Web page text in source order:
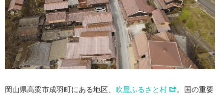
岡山県高梁市成羽町にある地区、 吹屋ふるさと村
。国の重要